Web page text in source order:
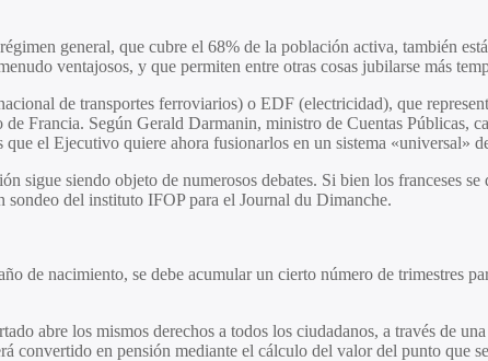
general, que cubre el 68% de la población activa, también
ventajosos, y que permiten entre otras cosas jubilarse más
de transportes ferroviarios) o EDF (electricidad), que
Francia. Según Gerald Darmanin, ministro de Cuentas Públicas,
el Ejecutivo quiere ahora fusionarlos en un sistema «universal»
sigue siendo objeto de numerosos debates. Si bien los franceses
del instituto IFOP para el Journal du Dimanche.
de nacimiento, se debe acumular un cierto número de trimestres
abre los mismos derechos a todos los ciudadanos, a través de
convertido en pensión mediante el cálculo del valor del punto que